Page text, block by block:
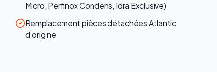
Micro, Perfinox Condens, Idra Exclusive)
Remplacement pièces détachées Atlantic
d'origine